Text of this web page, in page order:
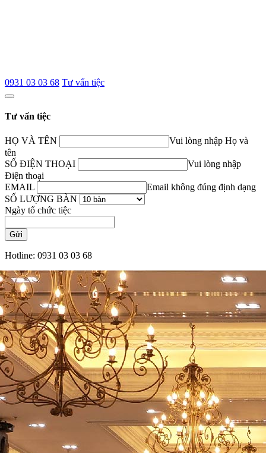
0931 03 03 68 Tư vấn tiệc
Tư vấn tiệc
HỌ VÀ TÊN
Vui lòng nhập Họ và
tên
SỐ ĐIỆN THOẠI
Vui lòng nhập
Điện thoại
EMAIL
Email không đúng định dạng
SỐ LƯỢNG BÀN
Ngày tổ chức tiệc
Gửi
Hotline: 0931 03 03 68